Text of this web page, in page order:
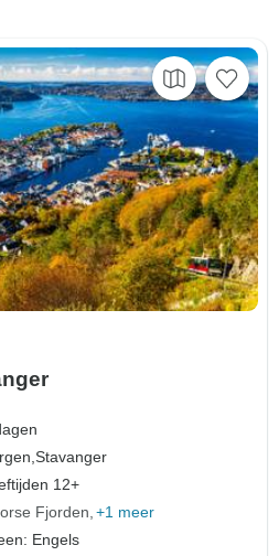
Stavanger
12+
Fjorden +1 meer
Engels